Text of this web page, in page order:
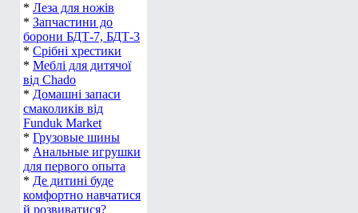
* Леза для ножів
* Запчастини до
борони БДТ-7, БДТ-3
* Срібні хрестики
* Меблі для дитячої
від Chado
* Домашні запаси
смаколиків від
Funduk Market
* Грузовые шины
* Анальные игрушки
для первого опыта
* Де дитині буде
комфортно навчатися
й розвиватися?